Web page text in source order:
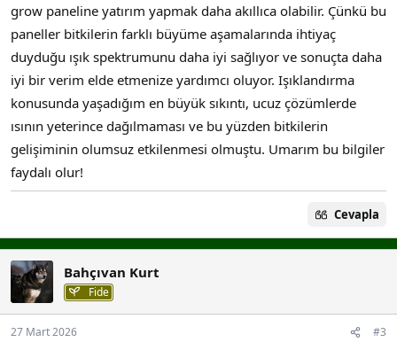
grow paneline yatırım yapmak daha akıllıca olabilir. Çünkü bu
paneller bitkilerin farklı büyüme aşamalarında ihtiyaç
duyduğu ışık spektrumunu daha iyi sağlıyor ve sonuçta daha
iyi bir verim elde etmenize yardımcı oluyor. Işıklandırma
konusunda yaşadığım en büyük sıkıntı, ucuz çözümlerde
ısının yeterince dağılmaması ve bu yüzden bitkilerin
gelişiminin olumsuz etkilenmesi olmuştu. Umarım bu bilgiler
faydalı olur!
Cevapla
Bahçıvan Kurt
Fide
27 Mart 2026 #3